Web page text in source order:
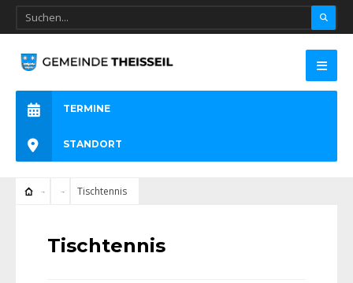
TERMINE
STANDORT
Tischtennis
Tischtennis